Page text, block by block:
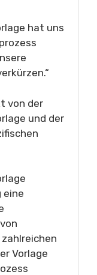
hat uns
von der
und der
eine
Vorlage